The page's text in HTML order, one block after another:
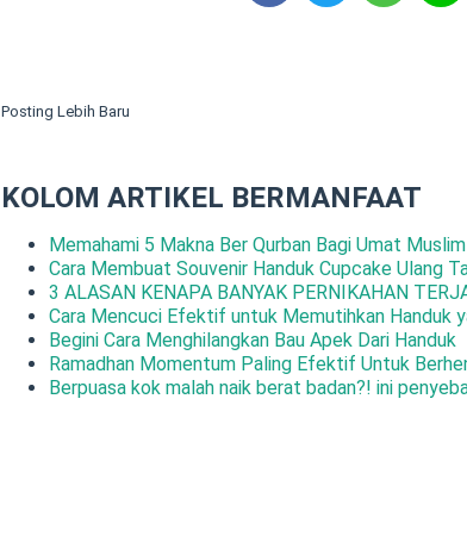
Posting Lebih Baru
KOLOM ARTIKEL BERMANFAAT
Memahami 5 Makna Ber Qurban Bagi Umat Muslim
Cara Membuat Souvenir Handuk Cupcake Ulang
3 ALASAN KENAPA BANYAK PERNIKAHAN
Cara Mencuci Efektif untuk Memutihkan Handuk
Begini Cara Menghilangkan Bau Apek Dari Handuk
Ramadhan Momentum Paling Efektif Untuk
Berpuasa kok malah naik berat badan?! ini